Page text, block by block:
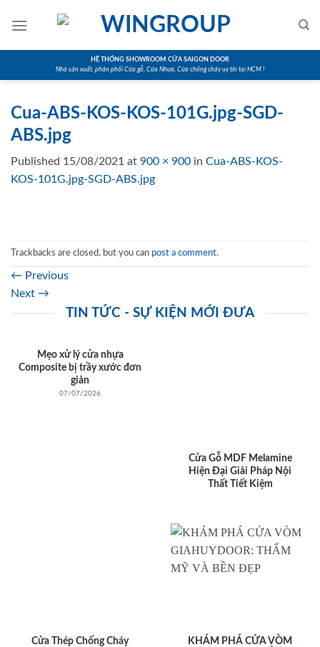
HỆ THỐNG SHOWROOM CỬA SAIGON DOOR
Nhà sản xuất, phân phối Cửa gỗ, Cửa Nhựa, Cửa chống cháy uy tín tại HCM !
Cua-ABS-KOS-KOS-101G.jpg-SGD-
ABS.jpg
Published 15/08/2021 at 900 × 900 in Cua-ABS-KOS-
KOS-101G.jpg-SGD-ABS.jpg
Trackbacks are closed, but you can post a comment.
← Previous
Next →
TIN TỨC - SỰ KIỆN MỚI ĐƯA
Mẹo xử lý cửa nhựa
Composite bị trầy xước đơn
giản
07/07/2026
Cửa Gỗ MDF Melamine
Hiện Đại Giải Pháp Nội
Thất Tiết Kiệm
Cửa Thép Chống Cháy
KHÁM PHÁ CỬA VÒM